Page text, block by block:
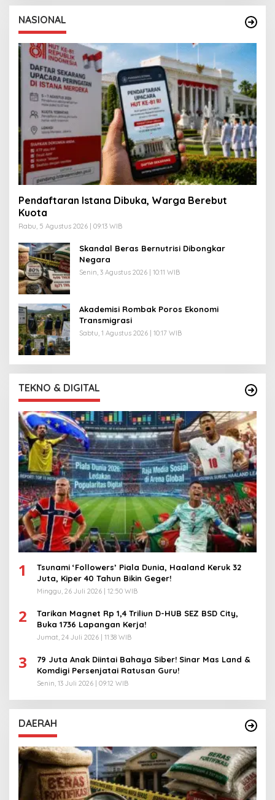
NASIONAL
Pendaftaran Istana Dibuka, Warga Berebut
Kuota
Rabu, 5 Agustus 2026 | 09:13 WIB
Skandal Beras Bernutrisi Dibongkar
Negara
Senin, 3 Agustus 2026 | 10:11 WIB
Akademisi Rombak Poros Ekonomi
Transmigrasi
Sabtu, 1 Agustus 2026 | 10:17 WIB
TEKNO & DIGITAL
1
Tsunami ‘Followers’ Piala Dunia, Haaland Keruk 32
Juta, Kiper 40 Tahun Bikin Geger!
Minggu, 26 Juli 2026 | 12:50 WIB
2
Tarikan Magnet Rp 1,4 Triliun D-HUB SEZ BSD City,
Buka 1736 Lapangan Kerja!
Jumat, 24 Juli 2026 | 11:38 WIB
3
79 Juta Anak Diintai Bahaya Siber! Sinar Mas Land &
Komdigi Persenjatai Ratusan Guru!
Senin, 13 Juli 2026 | 09:12 WIB
DAERAH